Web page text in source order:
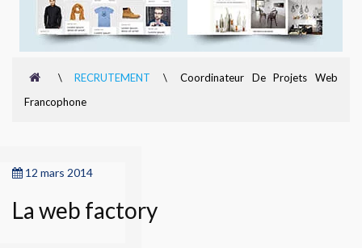
\ RECRUTEMENT \
Coordinateur De Projets Web
Francophone
12 mars 2014
La web factory